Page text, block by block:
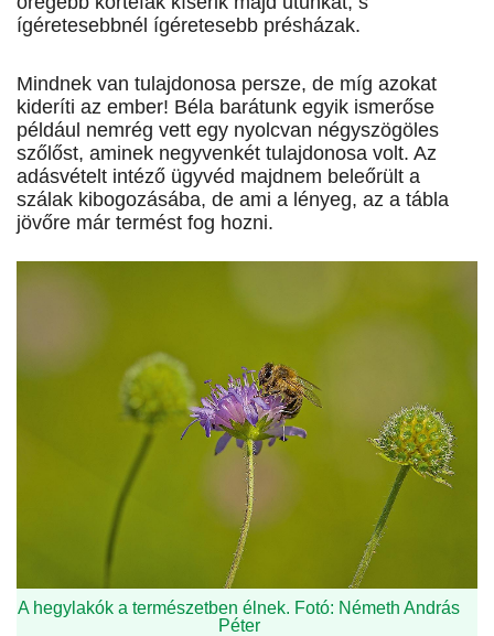
ígéretesebbnél ígéretesebb présházak.
Mindnek van tulajdonosa persze, de míg azokat
kideríti az ember! Béla barátunk egyik ismerőse
például nemrég vett egy nyolcvan négyszögöles
szőlőst, aminek negyvenkét tulajdonosa volt. Az
adásvételt intéző ügyvéd majdnem beleőrült a
szálak kibogozásába, de ami a lényeg, az a tábla
jövőre már termést fog hozni.
A hegylakók a természetben élnek. Fotó: Németh András
Péter